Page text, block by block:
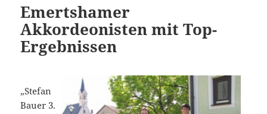
Emertshamer
Akkordeonisten mit Top-
Ergebnissen
„Stefan
Bauer 3.